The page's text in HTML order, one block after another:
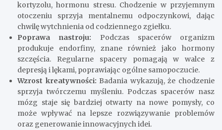
kortyzolu, hormonu stresu. Chodzenie w przyjemnym
otoczeniu sprzyja mentalnemu odpoczynkowi, dając
chwilę wytchnienia od codziennego zgiełku.
Poprawa nastroju: Podczas spacerów organizm
produkuje endorfiny, znane również jako hormony
szczęścia. Regularne spacery pomagają w walce z
depresją i lękami, poprawiając ogólne samopoczucie.
Wzrost kreatywności: Badania wykazują, że chodzenie
sprzyja twórczemu myśleniu. Podczas spacerów nasz
mózg staje się bardziej otwarty na nowe pomysły, co
może wpływać na lepsze rozwiązywanie problemów
oraz generowanie innowacyjnych idei.